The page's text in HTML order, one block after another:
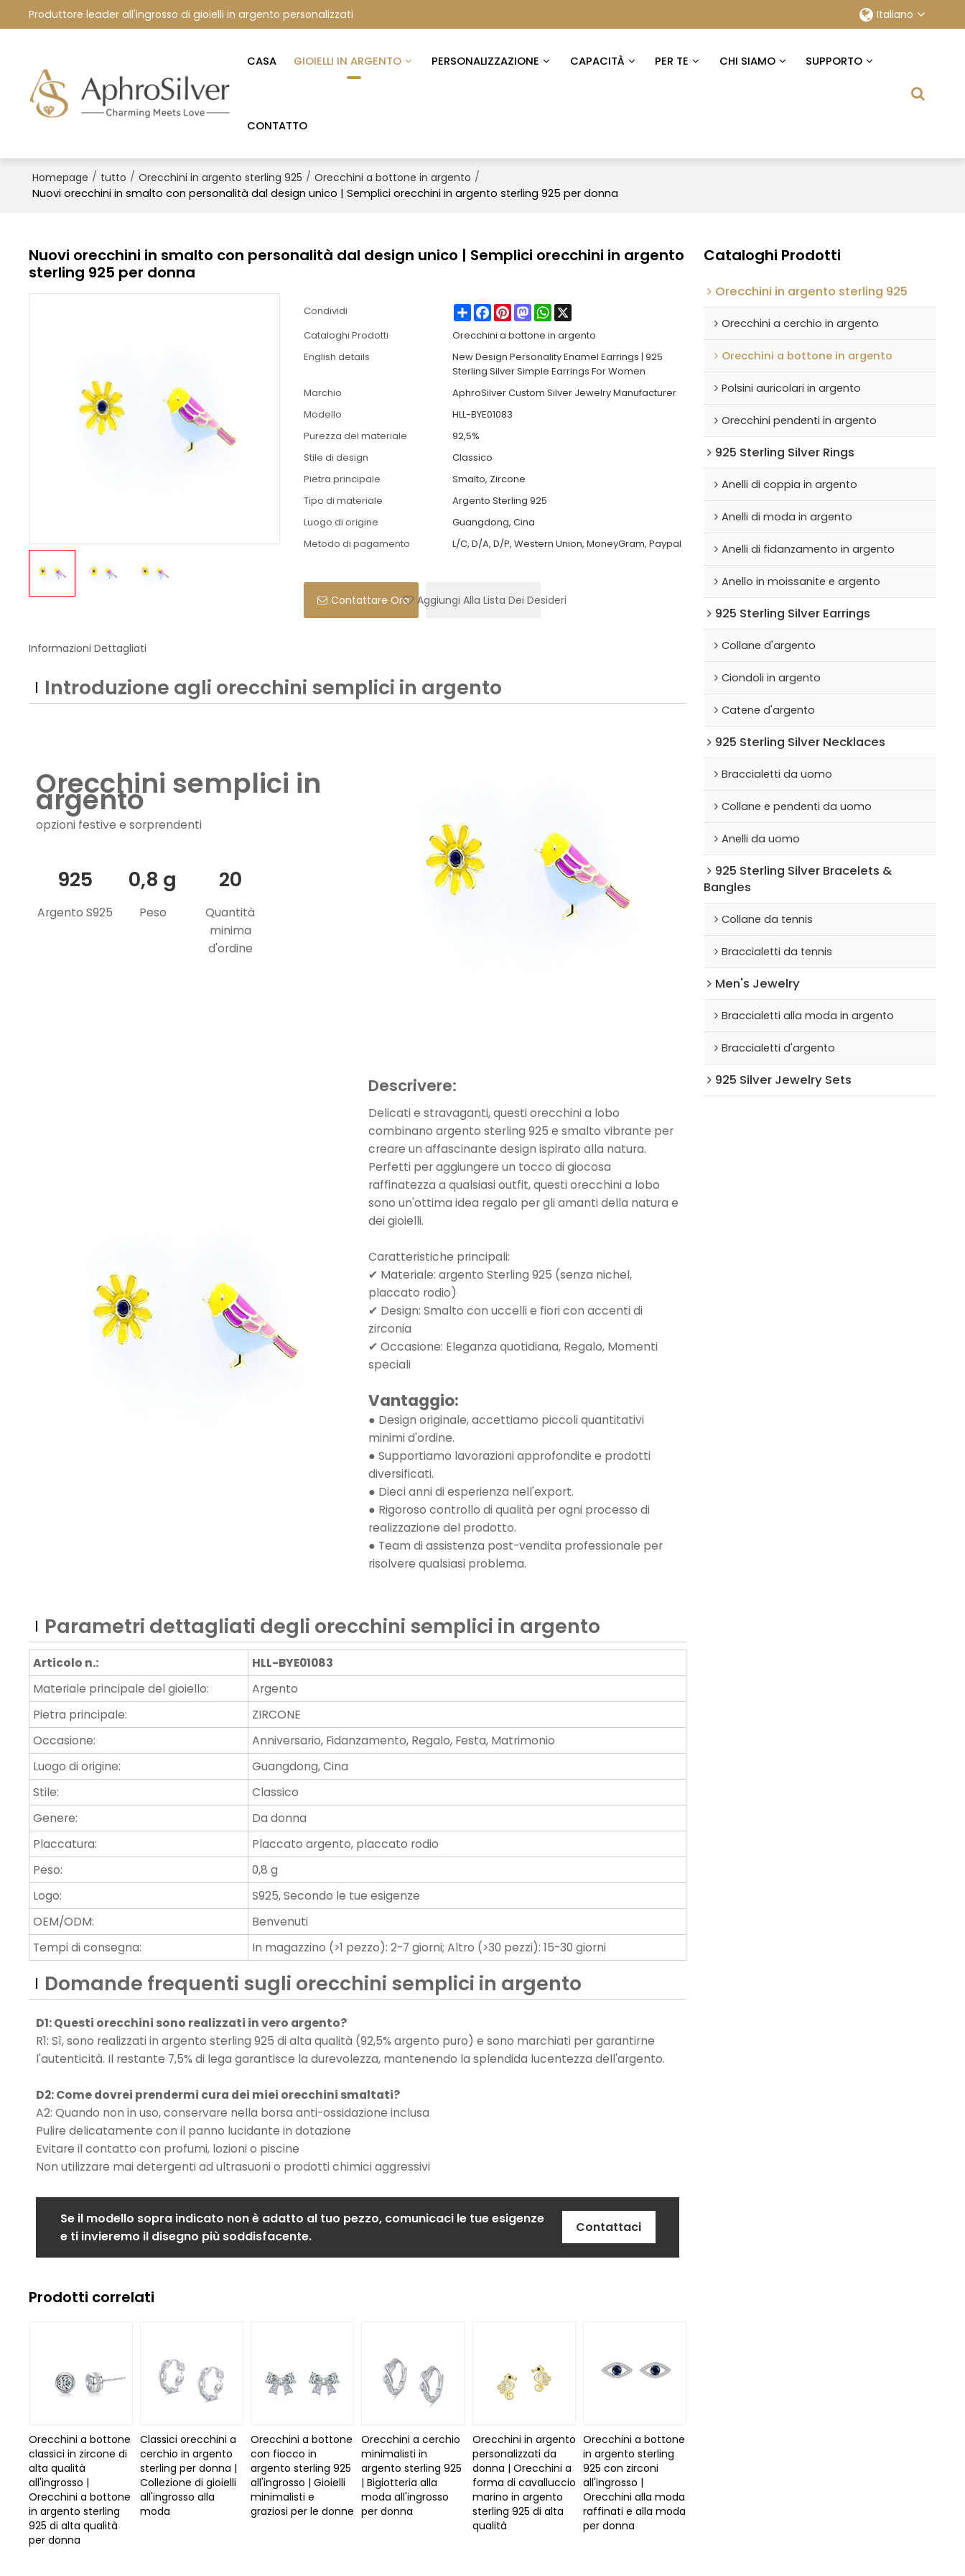
Produttore leader all'ingrosso di gioielli in argento personalizzati Italiano
CASA GIOIELLI IN ARGENTO PERSONALIZZAZIONE CAPACITÀ PER TE CHI SIAMO SUPPORTO
CONTATTO
Homepage / tutto / Orecchini in argento sterling 925 / Orecchini a bottone in argento /
Nuovi orecchini in smalto con personalità dal design unico | Semplici orecchini in argento sterling 925 per donna
Nuovi orecchini in smalto con personalità dal design unico | Semplici orecchini in argento
sterling 925 per donna
Condividi ShareFacebook
PinterestMastodonWhatsApp
X
Cataloghi Prodotti
Orecchini a bottone in argento
English details
New Design Personality Enamel Earrings | 925
Sterling Silver Simple Earrings For Women
Marchio
AphroSilver Custom Silver Jewelry Manufacturer
Modello
HLL-BYE01083
Purezza del materiale
92,5%
Stile di design
Classico
Pietra principale
Smalto, Zircone
Tipo di materiale
Argento Sterling 925
Luogo di origine
Guangdong, Cina
Metodo di pagamento
L/C, D/A, D/P, Western Union, MoneyGram, Paypal
Contattare Ora Aggiungi Alla Lista Dei Desideri
Informazioni Dettagliati
Introduzione agli orecchini semplici in argento
Orecchini semplici in
argento
opzioni festive e sorprendenti
925
Argento S925
0,8 g
Peso
20
Quantità
minima
d'ordine
Descrivere:
Delicati e stravaganti, questi orecchini a lobo
combinano argento sterling 925 e smalto vibrante per
creare un affascinante design ispirato alla natura.
Perfetti per aggiungere un tocco di giocosa
raffinatezza a qualsiasi outfit, questi orecchini a lobo
sono un'ottima idea regalo per gli amanti della natura e
dei gioielli.
Caratteristiche principali:
✔ Materiale: argento Sterling 925 (senza nichel,
placcato rodio)
✔ Design: Smalto con uccelli e fiori con accenti di
zirconia
✔ Occasione: Eleganza quotidiana, Regalo, Momenti
speciali
Vantaggio:
● Design originale, accettiamo piccoli quantitativi
minimi d'ordine.
● Supportiamo lavorazioni approfondite e prodotti
diversificati.
● Dieci anni di esperienza nell'export.
● Rigoroso controllo di qualità per ogni processo di
realizzazione del prodotto.
● Team di assistenza post-vendita professionale per
risolvere qualsiasi problema.
Parametri dettagliati degli orecchini semplici in argento
Articolo n.:
HLL-BYE01083
Materiale principale del gioiello:
Argento
Pietra principale:
ZIRCONE
Occasione:
Anniversario, Fidanzamento, Regalo, Festa, Matrimonio
Luogo di origine:
Guangdong, Cina
Stile:
Classico
Genere:
Da donna
Placcatura:
Placcato argento, placcato rodio
Peso:
0,8 g
Logo:
S925, Secondo le tue esigenze
OEM/ODM:
Benvenuti
Tempi di consegna:
In magazzino (>1 pezzo): 2-7 giorni; Altro (>30 pezzi): 15-30 giorni
Domande frequenti sugli orecchini semplici in argento
D1: Questi orecchini sono realizzati in vero argento?
R1: Sì, sono realizzati in argento sterling 925 di alta qualità (92,5% argento puro) e sono marchiati per garantirne
l'autenticità. Il restante 7,5% di lega garantisce la durevolezza, mantenendo la splendida lucentezza dell'argento.
D2: Come dovrei prendermi cura dei miei orecchini smaltati?
A2: Quando non in uso, conservare nella borsa anti-ossidazione inclusa
Pulire delicatamente con il panno lucidante in dotazione
Evitare il contatto con profumi, lozioni o piscine
Non utilizzare mai detergenti ad ultrasuoni o prodotti chimici aggressivi
Se il modello sopra indicato non è adatto al tuo pezzo, comunicaci le tue esigenze
e ti invieremo il disegno più soddisfacente.
Contattaci
Prodotti correlati
Orecchini a bottone
classici in zircone di
alta qualità
all'ingrosso |
Orecchini a bottone
in argento sterling
925 di alta qualità
per donna
Classici orecchini a
cerchio in argento
sterling per donna |
Collezione di gioielli
all'ingrosso alla
moda
Orecchini a bottone
con fiocco in
argento sterling 925
all'ingrosso | Gioielli
minimalisti e
graziosi per le donne
Orecchini a cerchio
minimalisti in
argento sterling 925
| Bigiotteria alla
moda all'ingrosso
per donna
Orecchini in argento
personalizzati da
donna | Orecchini a
forma di cavalluccio
marino in argento
sterling 925 di alta
qualità
Orecchini a bottone
in argento sterling
925 con zirconi
all'ingrosso |
Orecchini alla moda
raffinati e alla moda
per donna
Cataloghi Prodotti
Orecchini in argento sterling 925
Orecchini a cerchio in argento
Orecchini a bottone in argento
Polsini auricolari in argento
Orecchini pendenti in argento
925 Sterling Silver Rings
Anelli di coppia in argento
Anelli di moda in argento
Anelli di fidanzamento in argento
Anello in moissanite e argento
925 Sterling Silver Earrings
Collane d'argento
Ciondoli in argento
Catene d'argento
925 Sterling Silver Necklaces
Braccialetti da uomo
Collane e pendenti da uomo
Anelli da uomo
925 Sterling Silver Bracelets &
Bangles
Collane da tennis
Braccialetti da tennis
Men's Jewelry
Braccialetti alla moda in argento
Braccialetti d'argento
925 Silver Jewelry Sets